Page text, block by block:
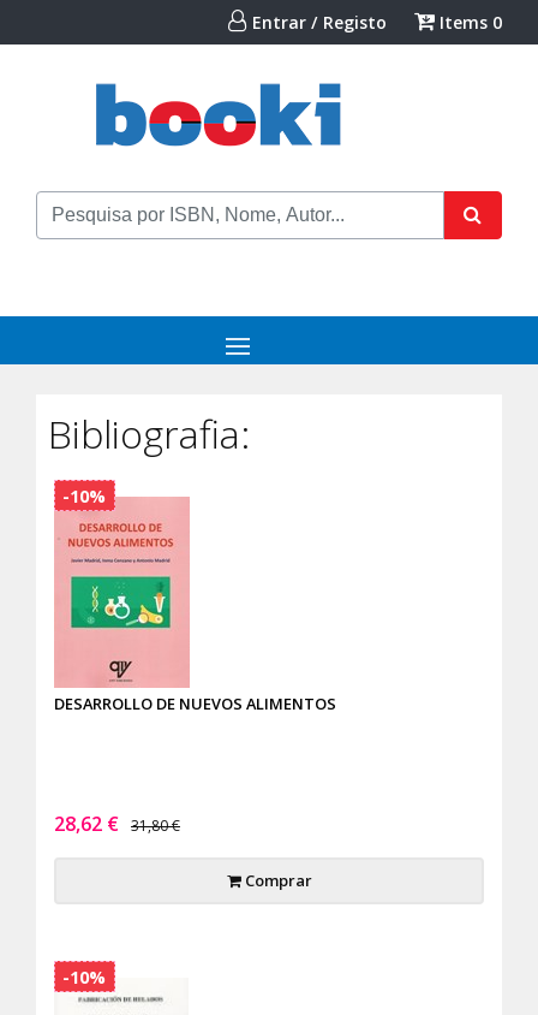
Entrar / Registo Items 0
Bibliografia:
DESARROLLO DE NUEVOS ALIMENTOS
28,62 € 31,80 €
Comprar
-10%
-10%